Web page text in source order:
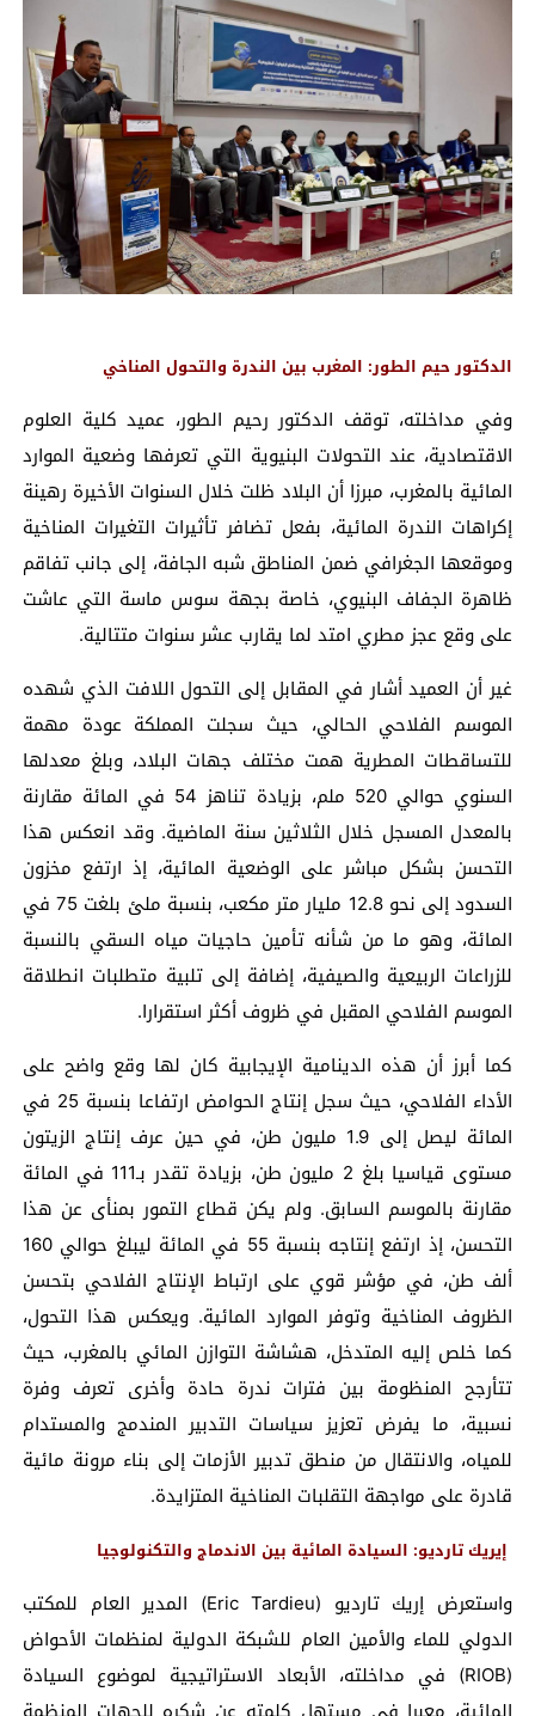
الدكتور حيم الطور: المغرب بين الندرة والتحول المناخي
وفي مداخلته، توقف الدكتور رحيم الطور، عميد كلية العلوم
الاقتصادية، عند التحولات البنيوية التي تعرفها وضعية الموارد
المائية بالمغرب، مبرزا أن البلاد ظلت خلال السنوات الأخيرة رهينة
إكراهات الندرة المائية، بفعل تضافر تأثيرات التغيرات المناخية
وموقعها الجغرافي ضمن المناطق شبه الجافة، إلى جانب تفاقم
ظاهرة الجفاف البنيوي، خاصة بجهة سوس ماسة التي عاشت
على وقع عجز مطري امتد لما يقارب عشر سنوات متتالية.
غير أن العميد أشار في المقابل إلى التحول اللافت الذي شهده
الموسم الفلاحي الحالي، حيث سجلت المملكة عودة مهمة
للتساقطات المطرية همت مختلف جهات البلاد، وبلغ معدلها
السنوي حوالي 520 ملم، بزيادة تناهز 54 في المائة مقارنة
بالمعدل المسجل خلال الثلاثين سنة الماضية. وقد انعكس هذا
التحسن بشكل مباشر على الوضعية المائية، إذ ارتفع مخزون
السدود إلى نحو 12.8 مليار متر مكعب، بنسبة ملئ بلغت 75 في
المائة، وهو ما من شأنه تأمين حاجيات مياه السقي بالنسبة
للزراعات الربيعية والصيفية، إضافة إلى تلبية متطلبات انطلاقة
الموسم الفلاحي المقبل في ظروف أكثر استقرارا.
كما أبرز أن هذه الدينامية الإيجابية كان لها وقع واضح على
الأداء الفلاحي، حيث سجل إنتاج الحوامض ارتفاعا بنسبة 25 في
المائة ليصل إلى 1.9 مليون طن، في حين عرف إنتاج الزيتون
مستوى قياسيا بلغ 2 مليون طن، بزيادة تقدر بـ111 في المائة
مقارنة بالموسم السابق. ولم يكن قطاع التمور بمنأى عن هذا
التحسن، إذ ارتفع إنتاجه بنسبة 55 في المائة ليبلغ حوالي 160
ألف طن، في مؤشر قوي على ارتباط الإنتاج الفلاحي بتحسن
الظروف المناخية وتوفر الموارد المائية. ويعكس هذا التحول،
كما خلص إليه المتدخل، هشاشة التوازن المائي بالمغرب، حيث
تتأرجح المنظومة بين فترات ندرة حادة وأخرى تعرف وفرة
نسبية، ما يفرض تعزيز سياسات التدبير المندمج والمستدام
للمياه، والانتقال من منطق تدبير الأزمات إلى بناء مرونة مائية
قادرة على مواجهة التقلبات المناخية المتزايدة.
إيريك تارديو: السيادة المائية بين الاندماج والتكنولوجيا
واستعرض إريك تارديو (Eric Tardieu) المدير العام للمكتب
الدولي للماء والأمين العام للشبكة الدولية لمنظمات الأحواض
(RIOB) في مداخلته، الأبعاد الاستراتيجية لموضوع السيادة